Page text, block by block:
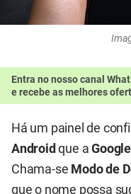
Entra no nosso canal
e recebe as melhores
Há um painel de
Android que aGoogle
Chama-se Modo de
que o nome possa